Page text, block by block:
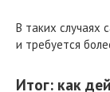
В таких случаях
и требуется
Итог: как